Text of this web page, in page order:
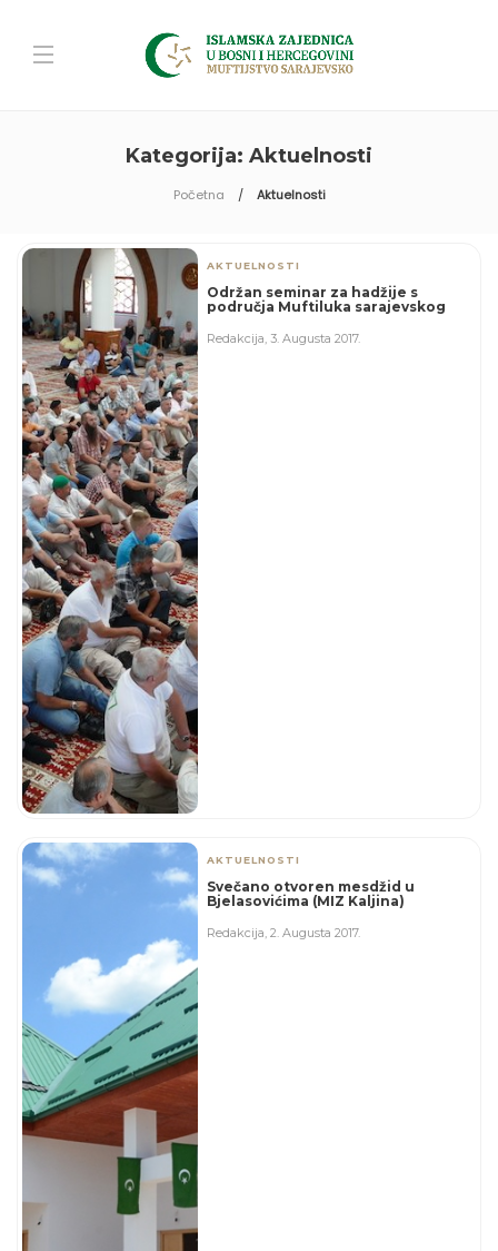
Kategorija: Aktuelnosti
Početna Aktuelnosti
AKTUELNOSTI
Održan seminar za hadžije s
područja Muftiluka sarajevskog
Redakcija,3. Augusta 2017.
AKTUELNOSTI
Svečano otvoren mesdžid u
Bjelasovićima (MIZ Kaljina)
Redakcija,2. Augusta 2017.